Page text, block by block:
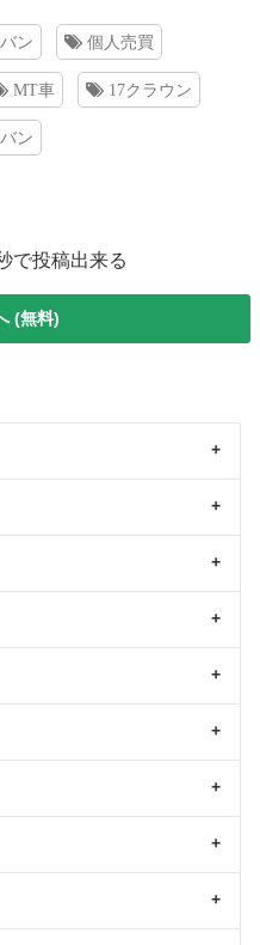
ン 個人売買
MT車 17クラウン
ン
で投稿出来る
(無料)